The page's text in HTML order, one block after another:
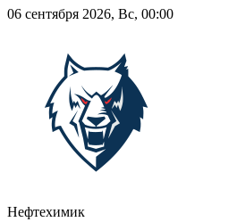
06 сентября 2026, Вс, 00:00
Нефтехимик